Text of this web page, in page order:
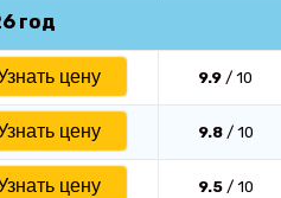
год
цену 9.9 / 10
цену 9.8/ 10
цену 9.5/ 10